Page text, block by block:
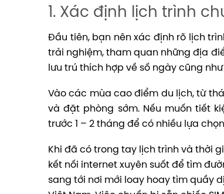
1. Xác định lịch trình
Đầu tiên, bạn nên xác định rõ lịch
trải nghiệm, tham quan những địa
lưu trú thích hợp về số ngày cũng
Vào các mùa cao điểm du lịch, từ
và đặt phòng sớm. Nếu muốn tiết
trước 1 – 2 tháng để có nhiều lựa
Khi đã có trong tay lịch trình và thời
kết nối internet xuyên suốt để tìm
sang tới nơi mới loay hoay tìm quầy